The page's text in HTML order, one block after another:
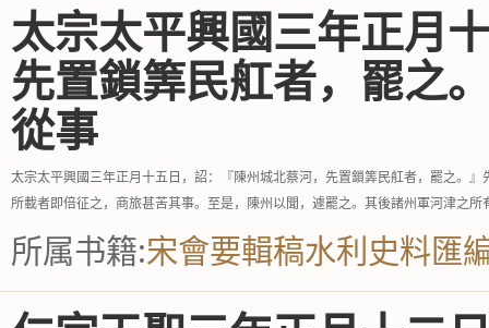
太宗太平興國三年正月
先置鎖筭民舡者，罷之
從事
太宗太平興國三年正月十五日，詔：『陳州城北蔡河，先置鎖筭民舡者，罷之。
所載者即倍征之，商旅甚苦其事。至是，陳州以聞，遽罷之。其後諸州軍河津之所
所属书籍:宋會要輯稿水利史料匯